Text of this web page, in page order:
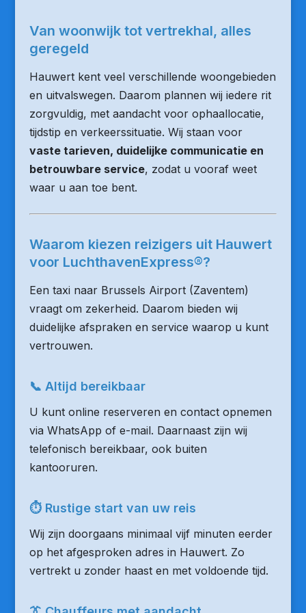
Van woonwijk tot vertrekhal, alles
geregeld
Hauwert kent veel verschillende woongebieden
en uitvalswegen. Daarom plannen wij iedere rit
zorgvuldig, met aandacht voor ophaallocatie,
tijdstip en verkeerssituatie. Wij staan voor
vaste tarieven, duidelijke communicatie en
betrouwbare service, zodat u vooraf weet
waar u aan toe bent.
Waarom kiezen reizigers uit Hauwert
voor LuchthavenExpress®?
Een taxi naar Brussels Airport (Zaventem)
vraagt om zekerheid. Daarom bieden wij
duidelijke afspraken en service waarop u kunt
vertrouwen.
📞 Altijd bereikbaar
U kunt online reserveren en contact opnemen
via WhatsApp of e-mail. Daarnaast zijn wij
telefonisch bereikbaar, ook buiten
kantooruren.
⏱ Rustige start van uw reis
Wij zijn doorgaans minimaal vijf minuten eerder
op het afgesproken adres in Hauwert. Zo
vertrekt u zonder haast en met voldoende tijd.